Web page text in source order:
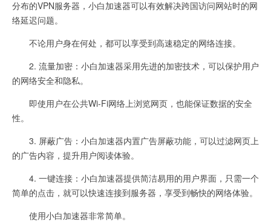
分布的VPN服务器，小白加速器可以有效解决跨国访问网站时的网
络延迟问题。
不论用户身在何处，都可以享受到高速稳定的网络连接。
2. 流量加密：小白加速器采用先进的加密技术，可以保护用户
的网络安全和隐私。
即使用户在公共Wi-Fi网络上浏览网页，也能保证数据的安全
性。
3. 屏蔽广告：小白加速器内置广告屏蔽功能，可以过滤网页上
的广告内容，提升用户阅读体验。
4. 一键连接：小白加速器提供简洁易用的用户界面，只需一个
简单的点击，就可以快速连接到服务器，享受到畅快的网络体验。
使用小白加速器非常简单。